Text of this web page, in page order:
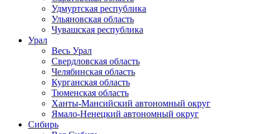
Удмуртская республика
Ульяновская область
Чувашская республика
Урал
Весь Урал
Свердловская область
Челябинская область
Курганская область
Тюменская область
Ханты-Мансийский автономный округ
Ямало-Ненецкий автономный округ
Сибирь